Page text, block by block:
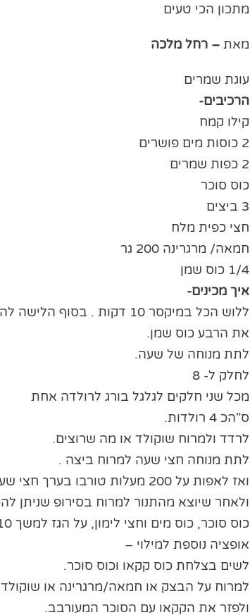
מתכון הכי טעים
מאת – רחל מלכה
עוגת שמרים
הרכיבים-
קילו קמח
2 כוסות מים פושרים
2 כפות שמרים
כוס סוכר
3 ביצים
חצי כפית מלח
חמאה/ מרגרינה 200 גר
1/4 כוס שמן
איך מכינים-
ללוש הכל במיקסר 10 דקות . בסוף הלישה להוסיף
את הרבע כוס שמן.
לתת מנוחה של שעה.
לחלק ל- 8
מכל שני חלקים לגלגל בורג לרולדה אחת
ס"הכ 4 רולדות.
לרדד ולמרוח שוקולד או מה שרוצים.
לתת מנוחה חצי שעה למרוח ביצה .
ואז לאפות על 200 מעלות טורבו בערך חצי שעה.
ולאחר שיוצא מהתנור למרוח בסירופ שניתן
כוס סוכר, כוס מים וחצי לימון, על הגז למשך 10 דקות.
אופציה נוספת למילוי –
לשים בצלחת כוס קקאו וכוס סוכר.
למרוח על הבצק או חמאה/מרגרינה או
ולפזר את הקקאו עם הסוכר המעורבב.